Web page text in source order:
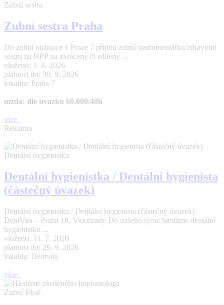
Zubní sestra
Zubní sestra Praha
Do zubní ordinace v Praze 7 přijmu zubní instrumentářku/zdravotní
sestru na HPP na zkrácený či sdílený ...
vloženo: 1. 8. 2026
platnost do: 30. 9. 2026
lokalita: Praha 7
mzda: dle úvazku 60.000/40h
více
Reklama
Dentální hygienistka
Dentální hygienistka / Dentální hygienista
(částečný úvazek)
Dentální hygienistka / Dentální hygienista (částečný úvazek)
DentVita – Praha 10, Vinohrady Do našeho týmu hledáme dentální
hygienistku ...
vloženo: 31. 7. 2026
platnost do: 29. 9. 2026
lokalita: Dentvita
více
Zubní lékař